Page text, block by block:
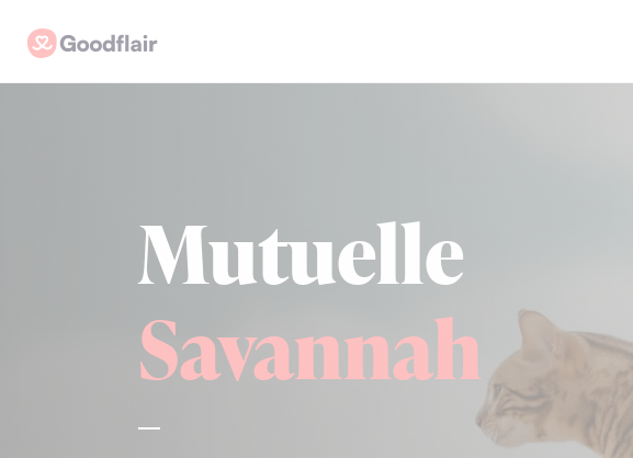
content
Goodflair
Mutuelle
Savannah